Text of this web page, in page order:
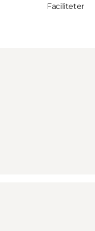
Faciliteter